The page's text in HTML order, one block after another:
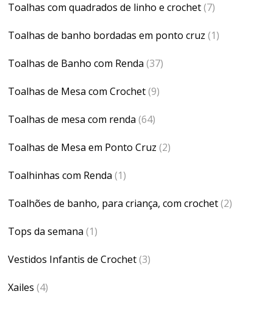
Toalhas com quadrados de linho e crochet(7)
Toalhas de banho bordadas em ponto cruz (1)
Toalhas de Banho com Renda (37)
Toalhas de Mesa com Crochet(9)
Toalhas de mesa com renda (64)
Toalhas de Mesa em Ponto Cruz (2)
Toalhinhas com Renda (1)
Toalhões de banho, para criança, com crochet(2)
Tops da semana (1)
Vestidos Infantis de Crochet(3)
Xailes (4)